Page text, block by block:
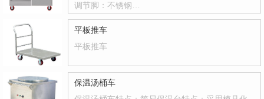
调节脚：不锈钢…
平板推车
平板推车
保温汤桶车